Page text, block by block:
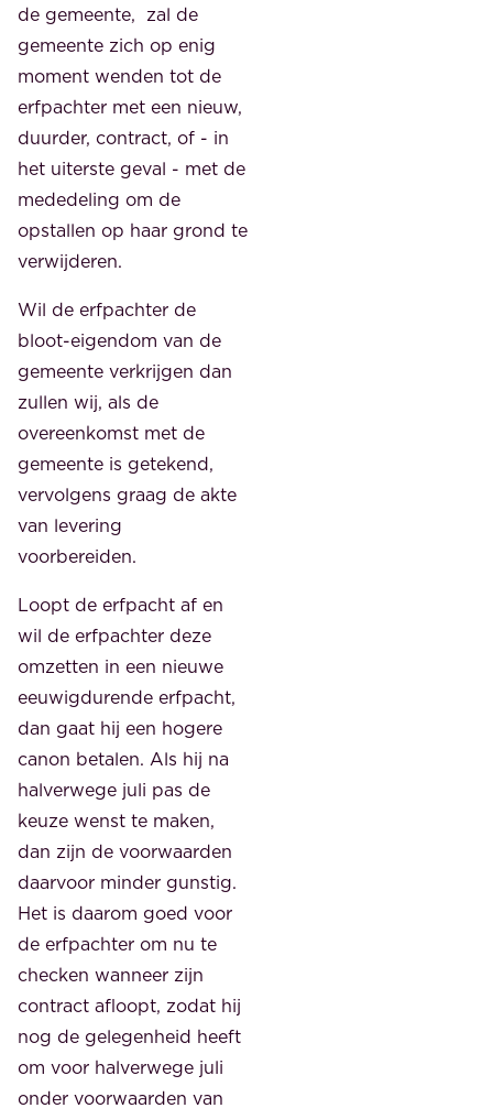
de gemeente, zal de
gemeente zich op enig
moment wenden tot de
erfpachter met een nieuw,
duurder, contract, of - in
het uiterste geval - met de
mededeling om de
opstallen op haar grond te
verwijderen.
Wil de erfpachter de
bloot-eigendom van de
gemeente verkrijgen dan
zullen wij, als de
overeenkomst met de
gemeente is getekend,
vervolgens graag de akte
van levering
voorbereiden.
Loopt de erfpacht af en
wil de erfpachter deze
omzetten in een nieuwe
eeuwigdurende erfpacht,
dan gaat hij een hogere
canon betalen. Als hij na
halverwege juli pas de
keuze wenst te maken,
dan zijn de voorwaarden
daarvoor minder gunstig.
Het is daarom goed voor
de erfpachter om nu te
checken wanneer zijn
contract afloopt, zodat hij
nog de gelegenheid heeft
om voor halverwege juli
onder voorwaarden van